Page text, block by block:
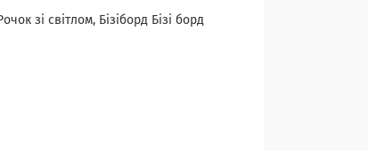
зі світлом, Бізіборд Бізі борд